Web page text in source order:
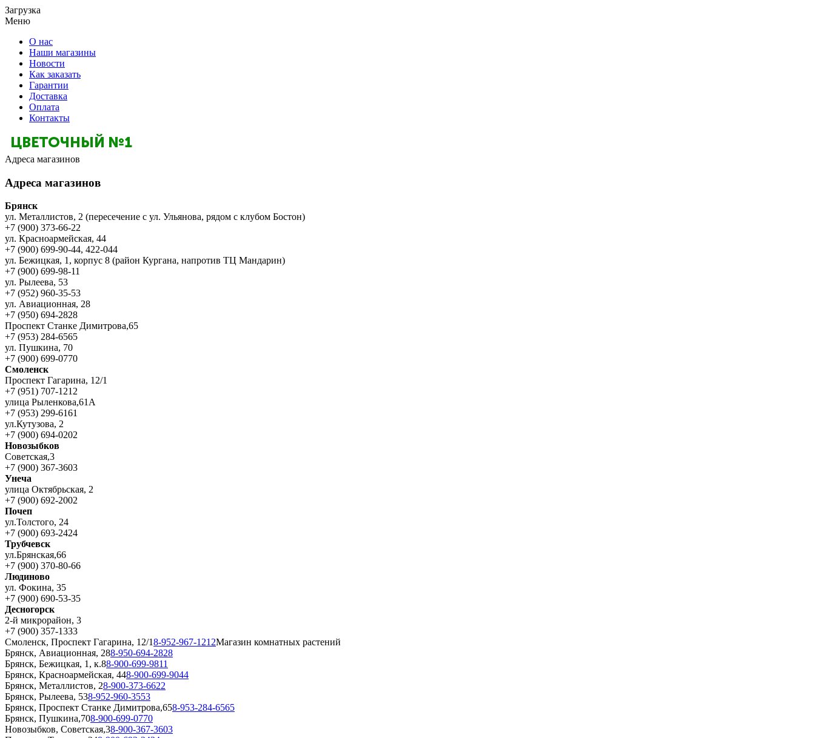
Загрузка
Меню
О нас
Наши магазины
Новости
Как заказать
Гарантии
Доставка
Оплата
Контакты
Адреса магазинов
Адреса магазинов
Брянск
ул. Металлистов, 2 (пересечение с ул. Ульянова, рядом с клубом Бостон)
+7 (900) 373-66-22
ул. Красноармейская, 44
+7 (900) 699-90-44, 422-044
ул. Бежицкая, 1, корпус 8 (район Кургана, напротив ТЦ Мандарин)
+7 (900) 699-98-11
ул. Рылеева, 53
+7 (952) 960-35-53
ул. Авиационная, 28
+7 (950) 694-2828
Проспект Станке Димитрова,65
+7 (953) 284-6565
ул. Пушкина, 70
+7 (900) 699-0770
Смоленск
Проспект Гагарина, 12/1
+7 (951) 707-1212
улица Рыленкова,61А
+7 (953) 299-6161
ул.Кутузова, 2
+7 (900) 694-0202
Новозыбков
Советская,3
+7 (900) 367-3603
Унеча
улица Октябрьская, 2
+7 (900) 692-2002
Почеп
ул.Толстого, 24
+7 (900) 693-2424
Трубчевск
ул.Брянская,66
+7 (900) 370-80-66
Людиново
ул. Фокина, 35
+7 (900) 690-53-35
Десногорск
2-й микрорайон, 3
+7 (900) 357-1333
Смоленск, Проспект Гагарина, 12/18-952-967-1212Магазин комнатных растений
Брянск, Авиационная, 288-950-694-2828
Брянск, Бежицкая, 1, к.88-900-699-9811
Брянск, Красноармейская, 448-900-699-9044
Брянск, Металлистов, 28-900-373-6622
Брянск, Рылеева, 538-952-960-3553
Брянск, Проспект Станке Димитрова,658-953-284-6565
Брянск, Пушкина,708-900-699-0770
Новозыбков, Советская,38-900-367-3603